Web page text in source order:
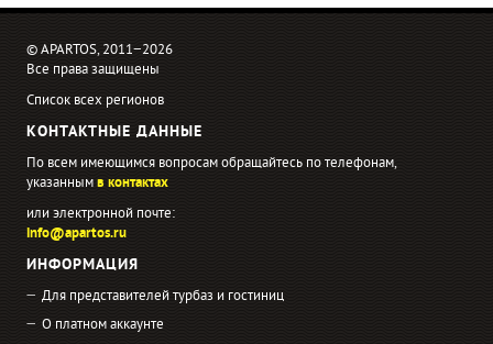
© APARTOS, 2011−2026
Все права защищены
Список всех регионов
КОНТАКТНЫЕ ДАННЫЕ
По всем имеющимся вопросам обращайтесь по телефонам,
указаннымв контактах
или электронной почте:
info@apartos.ru
ИНФОРМАЦИЯ
Для представителей турбаз и гостиниц
О платном аккаунте